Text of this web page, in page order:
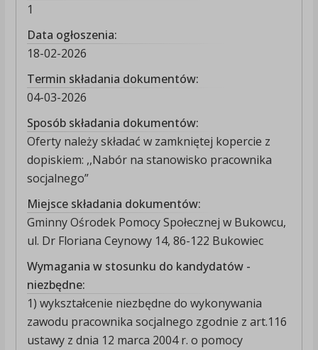
1
Data ogłoszenia:
18-02-2026
Termin składania dokumentów:
04-03-2026
Sposób składania dokumentów:
Oferty należy składać w zamkniętej kopercie z
dopiskiem: ,,Nabór na stanowisko pracownika
socjalnego”
Miejsce składania dokumentów:
Gminny Ośrodek Pomocy Społecznej w Bukowcu,
ul. Dr Floriana Ceynowy 14, 86-122 Bukowiec
Wymagania w stosunku do kandydatów -
niezbędne:
1) wykształcenie niezbędne do wykonywania
zawodu pracownika socjalnego zgodnie z art.116
ustawy z dnia 12 marca 2004 r. o pomocy